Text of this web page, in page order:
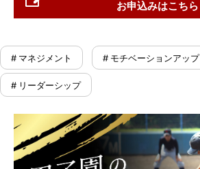
お申込みはこちら
# マネジメント # モチベーションアップ
# リーダーシップ